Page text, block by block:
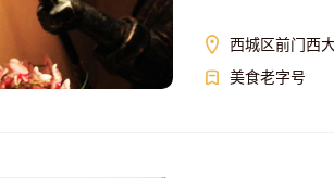
西城区前门西
美食老字号